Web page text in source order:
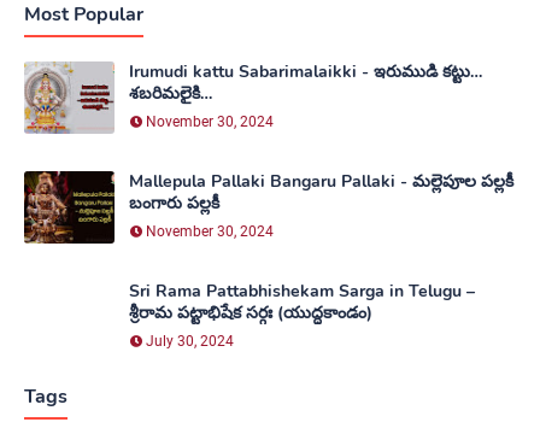
Most Popular
Irumudi kattu Sabarimalaikki - ఇరుముడి కట్టు…
శబరిమలైకి…
November 30, 2024
Mallepula Pallaki Bangaru Pallaki - మల్లెపూల పల్లకీ
బంగారు పల్లకీ
November 30, 2024
Sri Rama Pattabhishekam Sarga in Telugu –
శ్రీరామ పట్టాభిషేక సర్గః (యుద్ధకాండం)
July 30, 2024
Tags